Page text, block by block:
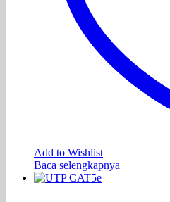
Add to Wishlist
Baca selengkapnya